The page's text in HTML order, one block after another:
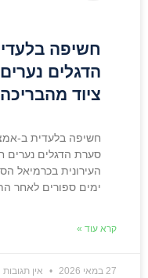
חשיפה
הדגלים
ציוד
חשיפה בלעדית ב-
סערת הדגלים נערים
העירונית בכרמיאל
ימים ספורים לאחר
קרא עוד »
27 במאי 2026 אין תגובות